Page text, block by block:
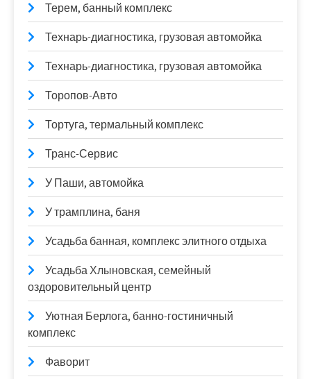
Терем, банный комплекс
Технарь-диагностика, грузовая автомойка
Технарь-диагностика, грузовая автомойка
Торопов-Авто
Тортуга, термальный комплекс
Транс-Сервис
У Паши, автомойка
У трамплина, баня
Усадьба банная, комплекс элитного отдыха
Усадьба Хлыновская, семейный
оздоровительный центр
Уютная Берлога, банно-гостиничный
комплекс
Фаворит